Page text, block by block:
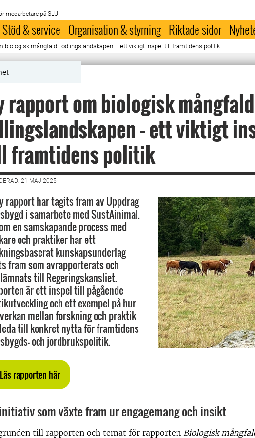
medarbetare på SLU
Stöd & service Organisation & styrning Riktade sidor
biologisk mångfald i odlingslandskapen – ett viktigt inspel till framtidens politik
rapport om biologisk
– ett viktigt
framtidens politik
21 MAJ 2025
rapport har tagits fram av Uppdrag
i samarbete med SustAinimal.
en samskapande process med
och praktiker har ett
kunskapsunderlag
fram som avrapporterats och
till Regeringskansliet.
är ett inspel till pågående
och ett exempel på hur
mellan forskning och praktik
till konkret nytta för framtidens
och jordbrukspolitik.
Läs rapporten här
som växte fram ur engagemang och insikt
till rapporten och temat för rapporten Biologisk